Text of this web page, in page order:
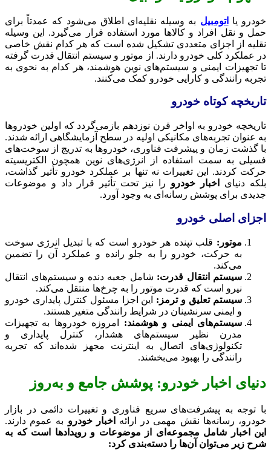
خودرو یا اتومبیل به وسیله نقلیه‌ای اطلاق می‌شود که عمدتاً برای
حمل و نقل افراد و کالاها مورد استفاده قرار می‌گیرد. این وسیله
نقلیه از اجزای متعددی تشکیل شده است که هر کدام نقش خاصی
در عملکرد کلی خودرو دارند. از موتور و سیستم انتقال قدرت گرفته
تا تجهیزات ایمنی و سیستم‌های نوین هوشمند، هر کدام به نحوی به
تجربه رانندگی و کارایی خودرو کمک می‌کنند.
تاریخچه کوتاه خودرو
تاریخچه خودرو به اواخر قرن نوزدهم بازمی‌گردد که اولین خودروها
به عنوان تجربه‌های مکانیکی اولیه در سطح آزمایشگاهی ارائه شدند.
با گذشت زمان و پیشرفت فناوری، خودروها به تدریج از سوخت‌های
فسیلی به سمت استفاده از انرژی‌های نوین همچون الکتریسیته
حرکت کردند. این تغییرات نه تنها بر عملکرد خودرو تأثیر گذاشت،
بلکه دنیای
اخبار خودرو را نیز تحت تأثیر قرار داد و موضوعات
جدیدی برای پوشش رسانه‌ای به وجود آورد.
اجزای اصلی خودرو
موتور: قلب تپنده هر خودرو است که با تبدیل انرژی سوخت
به حرکت، خودرو را به جلو رانده و عملکرد آن را تضمین
می‌کند.
سیستم انتقال قدرت: شامل جعبه دنده و سیستم‌های انتقال
نیرو است که قدرت موتور را به چرخ‌ها منتقل می‌کند.
سیستم تعلیق و ترمز: این اجزا مسئول کنترل پایداری خودرو
و ایمنی سرنشینان در شرایط رانندگی متغیر هستند.
سیستم‌های ایمنی و هوشمند: امروزه خودروها به تجهیزات
مدرن نظیر سیستم‌های هشدار، کنترل پایداری و
تکنولوژی‌های اتصال به اینترنت مجهز شده‌اند که تجربه
رانندگی را بهبود می‌بخشند.
دنیای اخبار خودرو: پوشش جامع و به‌روز
با توجه به پیشرفت‌های سریع فناوری و تغییرات دائمی در بازار
خودرو، رسانه‌ها نقش مهمی در ارائه
اخبار خودرو به عموم دارند.
این اخبار شامل مجموعه‌ای از موضوعات و رویدادها است که به
شرح زیر می‌توان آن‌ها را دسته‌بندی کرد: